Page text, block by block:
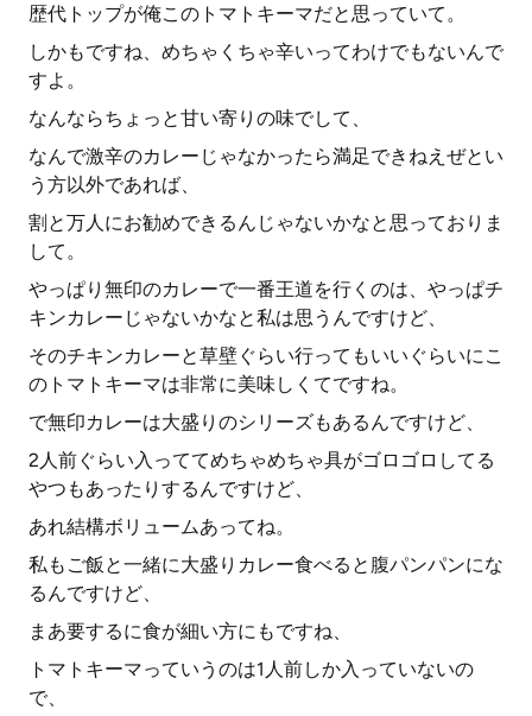
歴代トップが俺このトマトキーマだと思っていて。
しかもですね、めちゃくちゃ辛いってわけでもないんで
すよ。
なんならちょっと甘い寄りの味でして、
なんで激辛のカレーじゃなかったら満足できねえぜとい
う方以外であれば、
割と万人にお勧めできるんじゃないかなと思っておりま
して。
やっぱり無印のカレーで一番王道を行くのは、やっぱチ
キンカレーじゃないかなと私は思うんですけど、
そのチキンカレーと草壁ぐらい行ってもいいぐらいにこ
のトマトキーマは非常に美味しくてですね。
で無印カレーは大盛りのシリーズもあるんですけど、
2人前ぐらい入っててめちゃめちゃ具がゴロゴロしてる
やつもあったりするんですけど、
あれ結構ボリュームあってね。
私もご飯と一緒に大盛りカレー食べると腹パンパンにな
るんですけど、
まあ要するに食が細い方にもですね、
トマトキーマっていうのは1人前しか入っていないの
で、